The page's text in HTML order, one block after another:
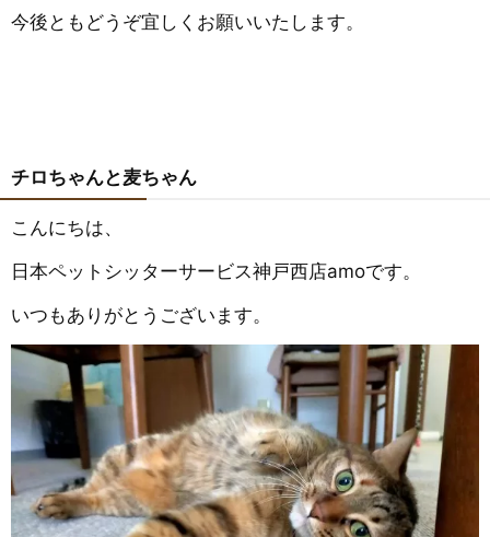
今後ともどうぞ宜しくお願いいたします。
チロちゃんと麦ちゃん
こんにちは、
日本ペットシッターサービス神戸西店amoです。
いつもありがとうございます。